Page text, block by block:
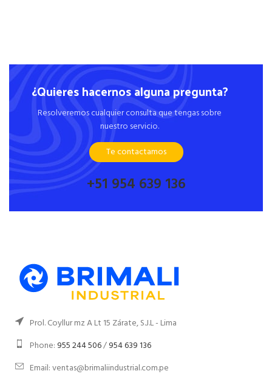
¿Quieres hacernos alguna pregunta?
Resolveremos cualquier consulta que tengas sobre
nuestro servicio.
Te contactamos
+51 954 639 136
Prol. Coyllur mz A Lt 15 Zárate, S.J.L - Lima
Phone: 955 244 506/954 639 136
Email: ventas@brimaliindustrial.com.pe